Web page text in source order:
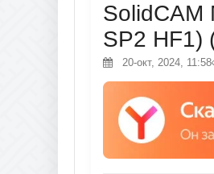
SolidCAM
SP2 HF1)
20-окт, 2024, 11:58